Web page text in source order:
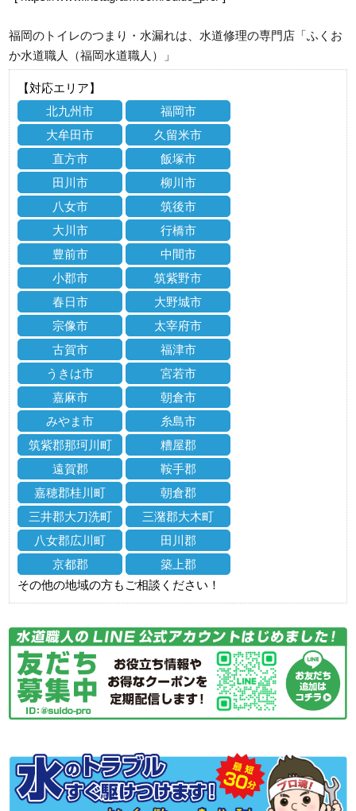
福岡のトイレのつまり・水漏れは、水道修理の専門店「ふくお
か水道職人（福岡水道職人）」
【対応エリア】
北九州市
福岡市
大牟田市
久留米市
直方市
飯塚市
田川市
柳川市
八女市
筑後市
大川市
行橋市
豊前市
中間市
小郡市
筑紫野市
春日市
大野城市
宗像市
太宰府市
古賀市
福津市
うきは市
宮若市
嘉麻市
朝倉市
みやま市
糸島市
筑紫郡那珂川町
糟屋郡
遠賀郡
鞍手郡
嘉穂郡桂川町
朝倉郡
三井郡大刀洗町
三潴郡大木町
八女郡広川町
田川郡
京都郡
築上郡
その他の地域の方もご相談ください！